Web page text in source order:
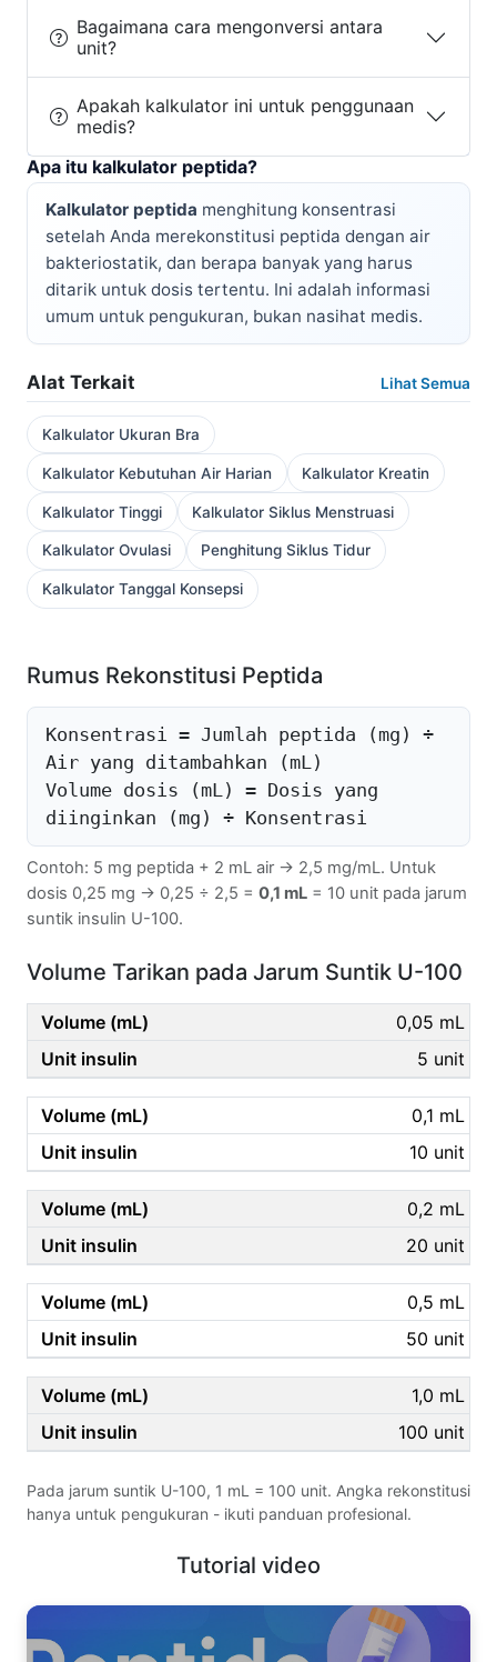
Bagaimana cara mengonversi antara
unit?
Apakah kalkulator ini untuk penggunaan
medis?
Apa itu kalkulator peptida?
Kalkulator peptida menghitung konsentrasi
setelah Anda merekonstitusi peptida dengan air
bakteriostatik, dan berapa banyak yang harus
ditarik untuk dosis tertentu. Ini adalah informasi
umum untuk pengukuran, bukan nasihat medis.
Alat Terkait Lihat Semua
Kalkulator Ukuran Bra
Kalkulator Kebutuhan Air Harian Kalkulator Kreatin
Kalkulator Tinggi Kalkulator Siklus Menstruasi
Kalkulator Ovulasi Penghitung Siklus Tidur
Kalkulator Tanggal Konsepsi
Rumus Rekonstitusi Peptida
Konsentrasi = Jumlah peptida (mg) ÷
Air yang ditambahkan (mL)
Volume dosis (mL) = Dosis yang
diinginkan (mg) ÷ Konsentrasi
Contoh: 5 mg peptida + 2 mL air → 2,5 mg/mL. Untuk
dosis 0,25 mg → 0,25 ÷ 2,5 = 0,1 mL = 10 unit pada jarum
suntik insulin U-100.
Volume Tarikan pada Jarum Suntik U-100
0,05 mL
5 unit
0,1 mL
10 unit
0,2 mL
20 unit
0,5 mL
50 unit
1,0 mL
100 unit
Pada jarum suntik U-100, 1 mL = 100 unit. Angka rekonstitusi
hanya untuk pengukuran - ikuti panduan profesional.
Tutorial video